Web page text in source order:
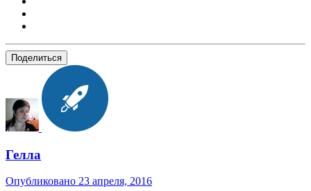
Поделиться
Гелла
Опубликовано 23 апреля, 2016